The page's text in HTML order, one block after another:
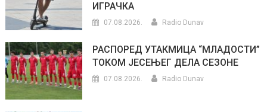
ИГРАЧКА
07.08.2026. Radio Dunav
РАСПОРЕД УТАКМИЦА “МЛАДОСТИ”
ТОКОМ ЈЕСЕЊЕГ ДЕЛА СЕЗОНЕ
07.08.2026. Radio Dunav